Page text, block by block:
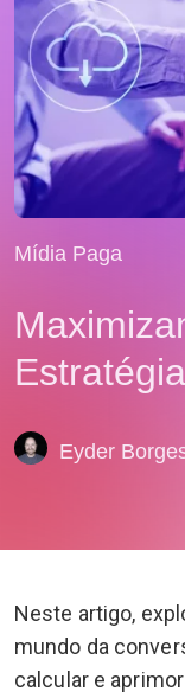
Mídia Paga
Eyder
Neste artigo,
mundo da
calcular e